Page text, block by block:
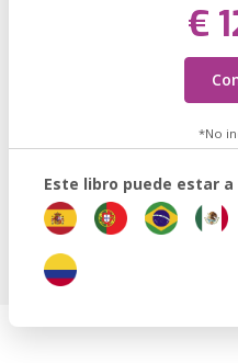
€
*No
Este libro puede estar